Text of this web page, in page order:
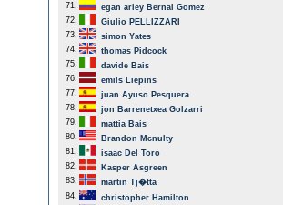
71.
egan arley Bernal Gomez
72.
Giulio PELLIZZARI
73.
simon Yates
74.
thomas Pidcock
75.
davide Bais
76.
emils Liepins
77.
juan Ayuso Pesquera
78.
jon Barrenetxea Golzarri
79.
mattia Bais
80.
Brandon Mcnulty
81.
isaac Del Toro
82.
Kasper Asgreen
83.
martin Tj�tta
84.
christopher Hamilton